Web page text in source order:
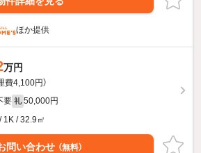
ほか提供
万円
費4,100円）
要 礼 50,000円
1K / 32.9㎡
問い合わせ （無料）